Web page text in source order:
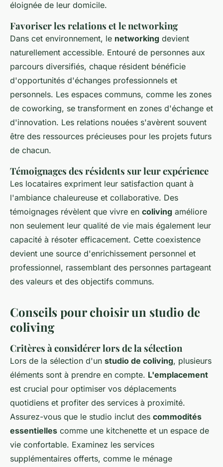
éloignée de leur domicile.
Favoriser les relations et le networking
Dans cet environnement, le networking devient
naturellement accessible. Entouré de personnes aux
parcours diversifiés, chaque résident bénéficie
d'opportunités d'échanges professionnels et
personnels. Les espaces communs, comme les zones
de coworking, se transforment en zones d'échange et
d'innovation. Les relations nouées s'avèrent souvent
être des ressources précieuses pour les projets futurs
de chacun.
Témoignages des résidents sur leur expérience
Les locataires expriment leur satisfaction quant à
l'ambiance chaleureuse et collaborative. Des
témoignages révèlent que vivre en coliving améliore
non seulement leur qualité de vie mais également leur
capacité à résoter efficacement. Cette coexistence
devient une source d'enrichissement personnel et
professionnel, rassemblant des personnes partageant
des valeurs et des objectifs communs.
Conseils pour choisir un studio de
coliving
Critères à considérer lors de la sélection
Lors de la sélection d'un studio de coliving, plusieurs
éléments sont à prendre en compte. L'emplacement
est crucial pour optimiser vos déplacements
quotidiens et profiter des services à proximité.
Assurez-vous que le studio inclut des commodités
essentielles comme une kitchenette et un espace de
vie confortable. Examinez les services
supplémentaires offerts, comme le ménage